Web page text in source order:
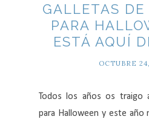
GALLETAS
PARA
ESTÁ AQUÍ
OCTUBRE
Todos los años os traigo
para Halloween y este año